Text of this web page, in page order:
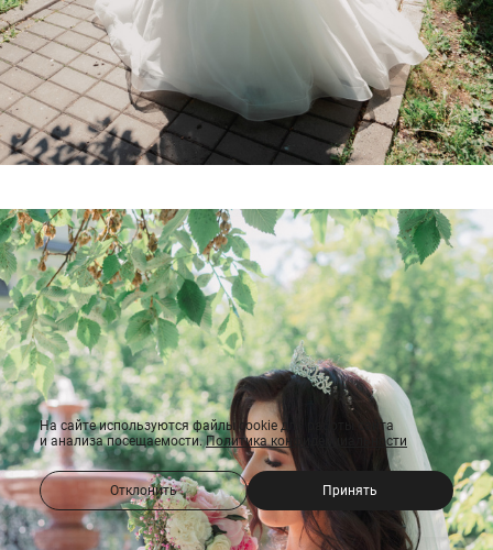
На сайте используются файлы cookie для работы сайта
и анализа посещаемости.Политика конфиденциальности
Отклонить Принять